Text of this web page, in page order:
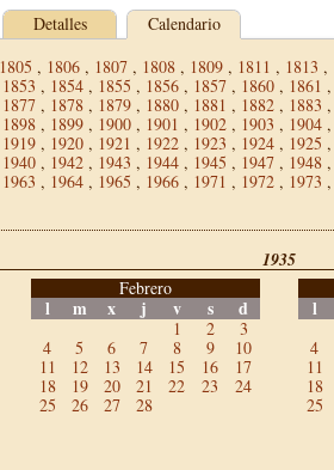
Detalles
Calendario
1805 , 1806 , 1807 , 1808 , 1809 , 1811 , 1813 ,
1853 , 1854 , 1855 , 1856 , 1857 , 1860 , 1861 ,
1877 , 1878 , 1879 , 1880 , 1881 , 1882 , 1883 ,
1898 , 1899 , 1900 , 1901 , 1902 , 1903 , 1904 ,
1919 , 1920 , 1921 , 1922 , 1923 , 1924 , 1925 ,
1940 , 1942 , 1943 , 1944 , 1945 , 1947 , 1948 ,
1963 , 1964 , 1965 , 1966 , 1971 , 1972 , 1973 ,
1935
Febrero
l m x j v s d
1 2
3
4
5 6 7 8 9
10
11
12 13 14 15 16
17
18
19 20 21 22 23
24
25
26 27 28
l
4
11
18
25